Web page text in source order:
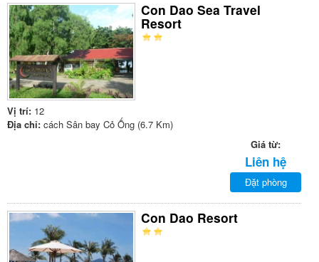
Con Dao Sea Travel
Resort
Vị trí: 12
Địa chỉ: cách Sân bay Cỏ Ống (6.7 Km)
Giá từ:
Liên hệ
Đặt phòng
Con Dao Resort